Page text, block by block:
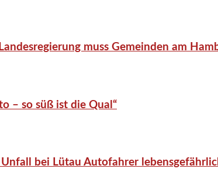
muss Gemeinden am
– so süß ist die Qual“
bei Lütau Autofahrer